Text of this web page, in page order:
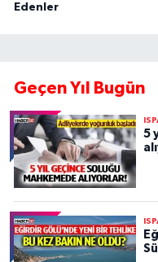
Edenler
Geçen Yıl Bugün
5